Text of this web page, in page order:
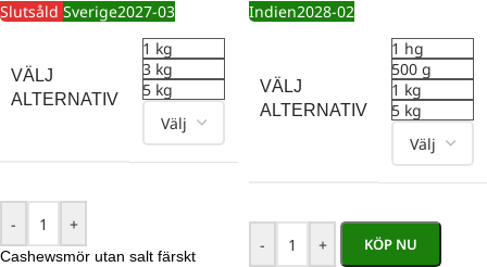
Slutsåld Sverige2027-03
VÄLJ
ALTERNATIV
1 kg
3 kg
5 kg
- +
Cashewsmör utan salt färskt
Indien2028-02
VÄLJ
ALTERNATIV
1 hg
500 g
1 kg
5 kg
- + KÖP NU